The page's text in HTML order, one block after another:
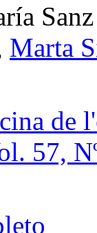
Marta
de
57,